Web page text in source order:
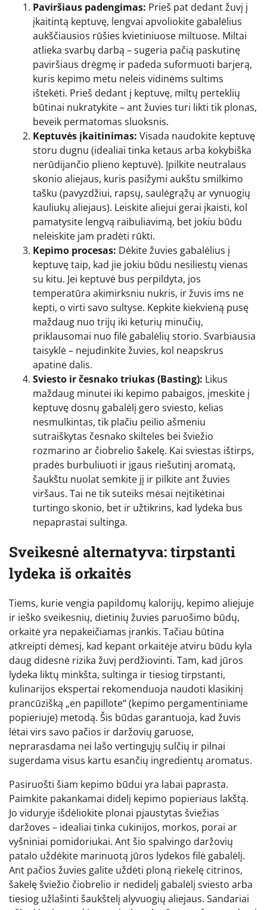
Paviršiaus padengimas: Prieš pat dedant žuvį į
įkaitintą keptuvę, lengvai apvoliokite gabalėlius
aukščiausios rūšies kvietiniuose miltuose. Miltai
atlieka svarbų darbą – sugeria pačią paskutinę
paviršiaus drėgmę ir padeda suformuoti barjerą,
kuris kepimo metu neleis vidinėms sultims
ištekėti. Prieš dedant į keptuvę, miltų perteklių
būtinai nukratykite – ant žuvies turi likti tik plonas,
beveik permatomas sluoksnis.
Keptuvės įkaitinimas: Visada naudokite keptuvę
storu dugnu (idealiai tinka ketaus arba kokybiška
nerūdijančio plieno keptuvė). Įpilkite neutralaus
skonio aliejaus, kuris pasižymi aukštu smilkimo
tašku (pavyzdžiui, rapsų, saulėgrąžų ar vynuogių
kauliukų aliejaus). Leiskite aliejui gerai įkaisti, kol
pamatysite lengvą raibuliavimą, bet jokiu būdu
neleiskite jam pradėti rūkti.
Kepimo procesas: Dėkite žuvies gabalėlius į
keptuvę taip, kad jie jokiu būdu nesiliestų vienas
su kitu. Jei keptuvė bus perpildyta, jos
temperatūra akimirksniu nukris, ir žuvis ims ne
kepti, o virti savo sultyse. Kepkite kiekvieną pusę
maždaug nuo trijų iki keturių minučių,
priklausomai nuo filė gabalėlių storio. Svarbiausia
taisyklė – nejudinkite žuvies, kol neapskrus
apatinė dalis.
Sviesto ir česnako triukas (Basting): Likus
maždaug minutei iki kepimo pabaigos, įmeskite į
keptuvę dosnų gabalėlį gero sviesto, kelias
nesmulkintas, tik plačiu peilio ašmeniu
sutraiškytas česnako skilteles bei šviežio
rozmarino ar čiobrelio šakelę. Kai sviestas ištirps,
pradės burbuliuoti ir įgaus riešutinį aromatą,
šaukštu nuolat semkite jį ir pilkite ant žuvies
viršaus. Tai ne tik suteiks mėsai neįtikėtinai
turtingo skonio, bet ir užtikrins, kad lydeka bus
nepaprastai sultinga.
Sveikesnė alternatyva: tirpstanti
lydeka iš orkaitės
Tiems, kurie vengia papildomų kalorijų, kepimo aliejuje
ir ieško sveikesnių, dietinių žuvies paruošimo būdų,
orkaitė yra nepakeičiamas įrankis. Tačiau būtina
atkreipti dėmesį, kad kepant orkaitėje atviru būdu kyla
daug didesnė rizika žuvį perdžiovinti. Tam, kad jūros
lydeka liktų minkšta, sultinga ir tiesiog tirpstanti,
kulinarijos ekspertai rekomenduoja naudoti klasikinį
prancūzišką „en papillote“ (kepimo pergamentiniame
popieriuje) metodą. Šis būdas garantuoja, kad žuvis
lėtai virs savo pačios ir daržovių garuose,
neprarasdama nei lašo vertingųjų sulčių ir pilnai
sugerdama visus kartu esančių ingredientų aromatus.
Pasiruošti šiam kepimo būdui yra labai paprasta.
Paimkite pakankamai didelį kepimo popieriaus lakštą.
Jo viduryje išdėliokite plonai pjaustytas šviežias
daržoves – idealiai tinka cukinijos, morkos, porai ar
vyšniniai pomidoriukai. Ant šio spalvingo daržovių
patalo uždėkite marinuotą jūros lydekos filė gabalėlį.
Ant pačios žuvies galite uždėti ploną riekelę citrinos,
šakelę šviežio čiobrelio ir nedidelį gabalėlį sviesto arba
tiesiog užlašinti šaukštelį alyvuogių aliejaus. Sandariai